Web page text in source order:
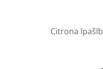
Citrona